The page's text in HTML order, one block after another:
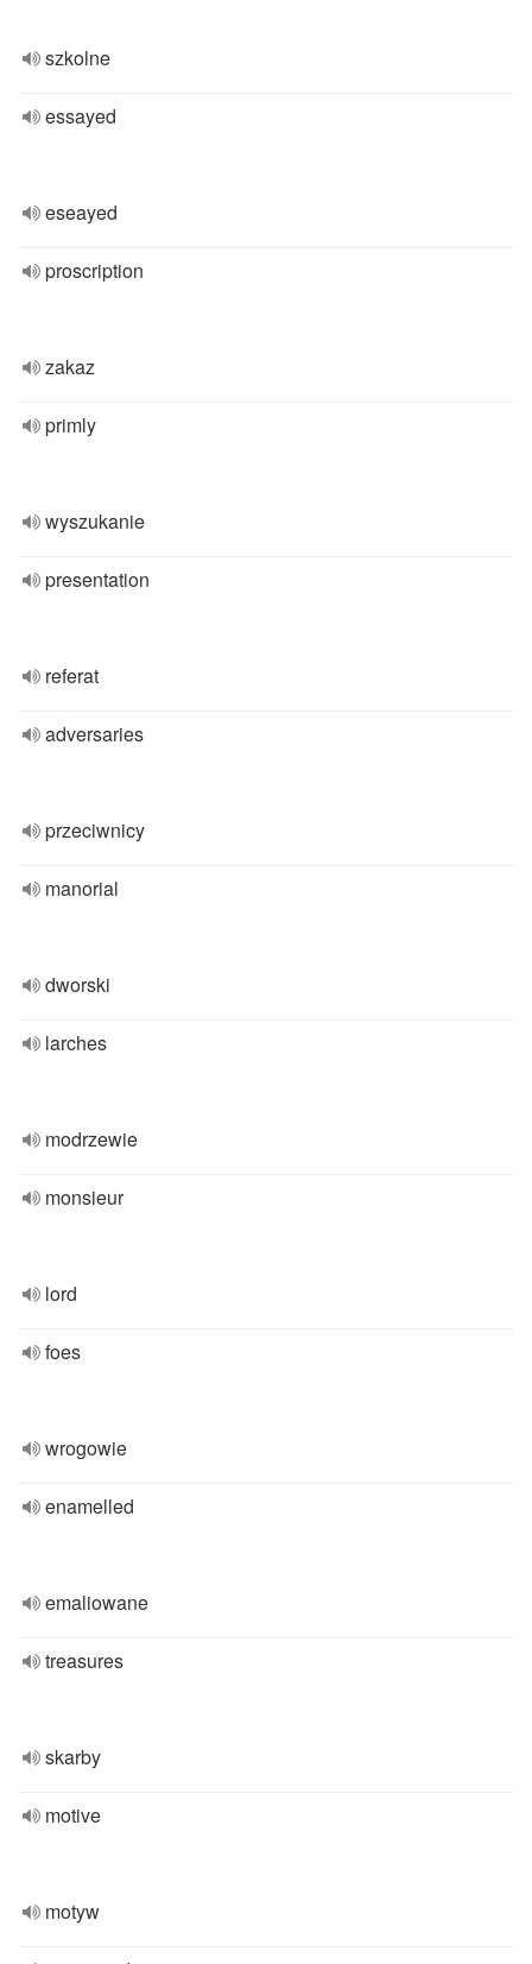
szkolne
essayed
eseayed
proscription
zakaz
primly
wyszukanie
presentation
referat
adversaries
przeciwnicy
manorial
dworski
larches
modrzewie
monsieur
lord
foes
wrogowie
enamelled
emaliowane
treasures
skarby
motive
motyw